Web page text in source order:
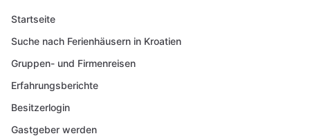
Startseite
Suche nach Ferienhäusern in Kroatien
Gruppen- und Firmenreisen
Erfahrungsberichte
Besitzerlogin
Gastgeber werden